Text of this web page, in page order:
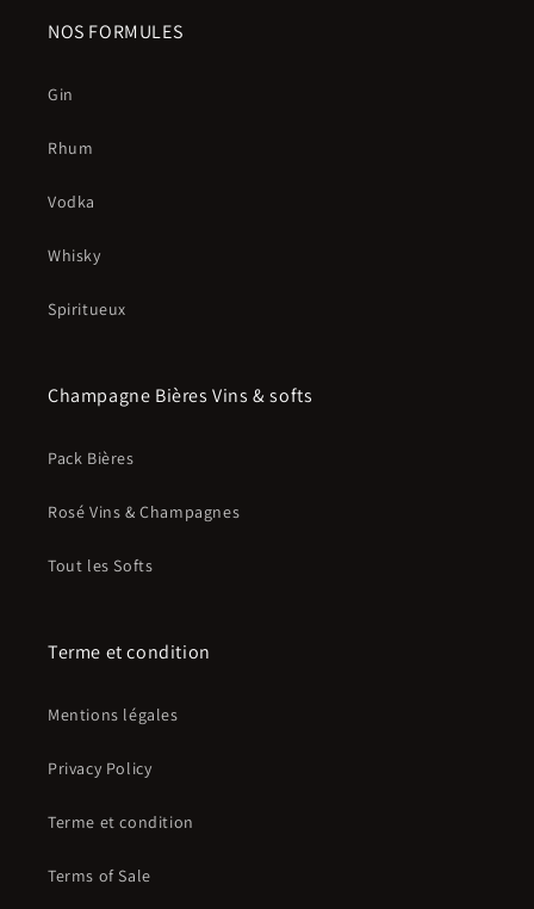
NOS FORMULES
Gin
Rhum
Vodka
Whisky
Spiritueux
Champagne Bières Vins & softs
Pack Bières
Rosé Vins & Champagnes
Tout les Softs
Terme et condition
Mentions légales
Privacy Policy
Terme et condition
Terms of Sale